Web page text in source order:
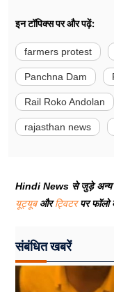
इन टॉपिक्स पर और पढ़ें:
farmers protest
Panchna Dam
Rail Roko Andolan
rajasthan news
Hindi News से जुड़े अन्य
यूट्यूबऔरट्विटरपर फॉलो
संबंधित खबरें